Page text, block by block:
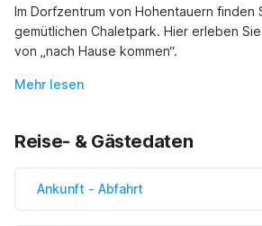
Im Dorfzentrum von Hohentauern finden
gemütlichen Chaletpark. Hier erleben
von „nach Hause kommen“.
Mehr lesen
Reise- & Gästedaten
Ankunft - Abfahrt